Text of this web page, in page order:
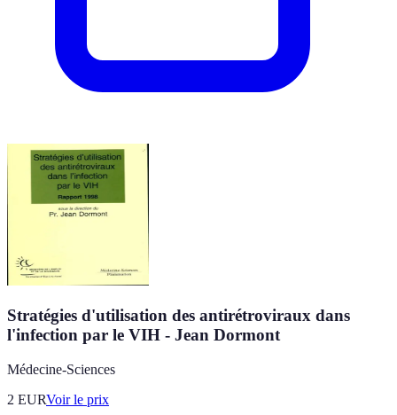
Stratégies d'utilisation des antirétroviraux dans
l'infection par le VIH - Jean Dormont
Médecine-Sciences
2 EURVoir le prix